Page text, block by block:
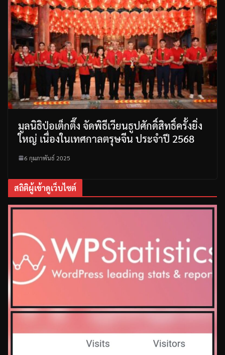
มูลนิธิป่อเต็กตึ๊ง จัดพิธีเวียนธูปศักดิ์สิทธิ์ครั้งยิ่ง
ใหญ่ เนื่องในเทศกาลตรุษจีน ประจำปี 2568
6 กุมภาพันธ์ 2025
สถิติผู้เข้าดูเว็บไซต์